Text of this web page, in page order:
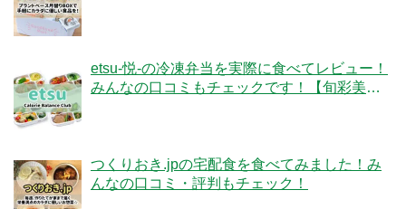
etsu-悦-の冷凍弁当を実際に食べてレビュー！
みんなの口コミもチェックです！【旬彩美
つくりおき.jpの宅配食を食べてみました！み
んなの口コミ・評判もチェック！